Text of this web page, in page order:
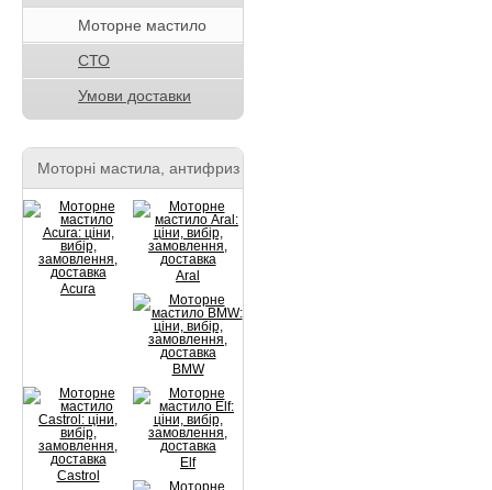
Моторне мастило
СТО
Умови доставки
Моторні мастила, антифриз
Acura
Aral
BMW
Castrol
Elf